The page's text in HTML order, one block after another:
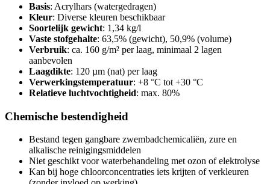
Basis: Acrylhars (watergedragen)
Kleur: Diverse kleuren beschikbaar
Soortelijk gewicht: 1,34 kg/l
Vaste stofgehalte: 63,5% (gewicht), 50,9% (volume)
Verbruik: ca. 160 g/m² per laag, minimaal 2 lagen
aanbevolen
Laagdikte: 120 µm (nat) per laag
Verwerkingstemperatuur: +8 °C tot +30 °C
Relatieve luchtvochtigheid: max. 80%
Chemische bestendigheid
Bestand tegen gangbare zwembadchemicaliën, zure en
alkalische reinigingsmiddelen
Niet geschikt voor waterbehandeling met ozon of elektrolyse
Kan bij hoge chloorconcentraties iets krijten of verkleuren